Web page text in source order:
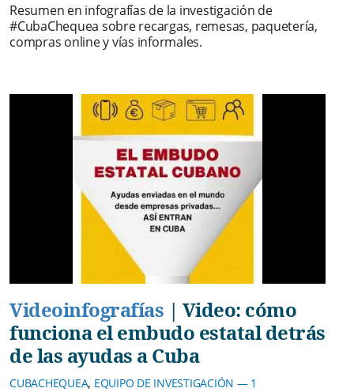
Resumen en infografías de la investigación de
#CubaChequea sobre recargas, remesas, paquetería,
compras online y vías informales.
Videoinfografías | Video: cómo
funciona el embudo estatal detrás
de las ayudas a Cuba
CUBACHEQUEA, EQUIPO DE INVESTIGACIÓN — 1